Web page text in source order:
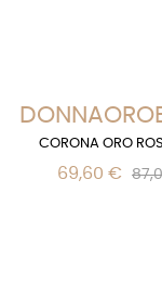
CORONA ORO
69,60 €